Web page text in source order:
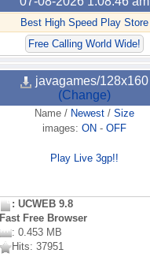
Best High Speed Play Store
Free Calling World Wide!
javagames/128x160
(Change)
Name/ Newest/ Size
images: ON - OFF
Play Live 3gp!!
: UCWEB 9.8
Fast Free Browser
: 0.453 MB
Hits: 37951